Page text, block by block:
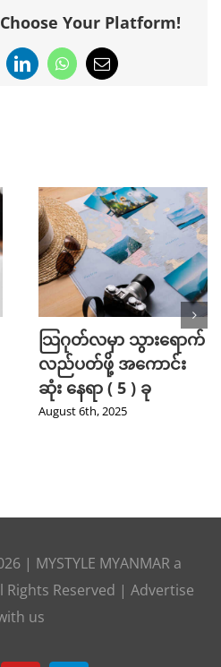
Your Platform!
LinkedInWhatsApp
Email
ောင့်ကြည့်
အိပ်ရေးဝဝအိ
ရွေးချယ်သင့်
အကောင်းဆုံးခ
၃ ) မျိုး
| MYSTYLE MYANMAR a
Rights Reserved | Advertise
us